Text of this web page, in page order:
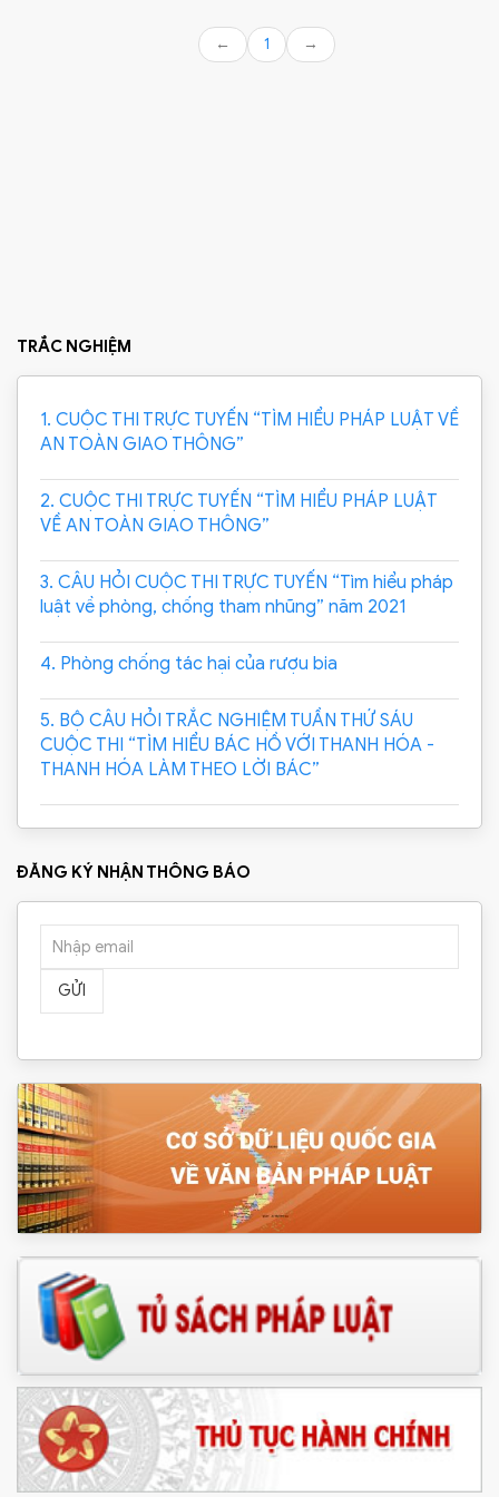
← 1 →
TRẮC NGHIỆM
1. CUỘC THI TRỰC TUYẾN “TÌM HIỂU PHÁP LUẬT VỀ
AN TOÀN GIAO THÔNG”
2. CUỘC THI TRỰC TUYẾN “TÌM HIỂU PHÁP LUẬT
VỀ AN TOÀN GIAO THÔNG”
3. CÂU HỎI CUỘC THI TRỰC TUYẾN “Tìm hiểu pháp
luật về phòng, chống tham nhũng” năm 2021
4. Phòng chống tác hại của rượu bia
5. BỘ CÂU HỎI TRẮC NGHIỆM TUẦN THỨ SÁU
CUỘC THI “TÌM HIỂU BÁC HỒ VỚI THANH HÓA -
THANH HÓA LÀM THEO LỜI BÁC”
ĐĂNG KÝ NHẬN THÔNG BÁO
GỬI